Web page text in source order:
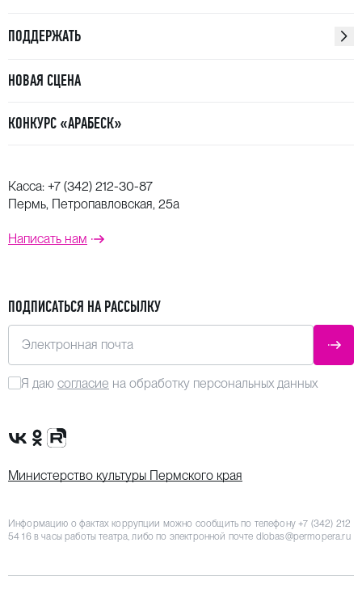
ПОДДЕРЖАТЬ
НОВАЯ СЦЕНА
КОНКУРС «АРАБЕСК»
Касса: +7 (342) 212-30-87
Пермь, Петропавловская, 25а
Написать нам
ПОДПИСАТЬСЯ НА РАССЫЛКУ
Электронная почта
Я даю согласие на обработку персональных данных
Сообщество VK
Группа в одноклассниках
Канал Rutube
Министерство культуры Пермского края
Информацию о фактах коррупции можно сообщить по телефону+7 (342) 212
54 16в часы работы театра, либо по электронной почте dlobas@permopera.ru